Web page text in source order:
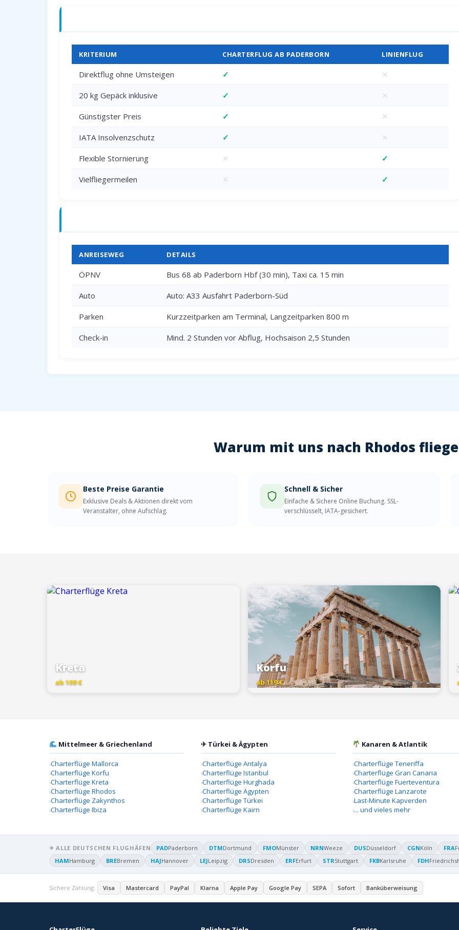
KRITERIUM CHARTERFLUG AB PADERBORN LINIENFLUG
Direktflug ohne Umsteigen ✓ ✕
20 kg Gepäck inklusive ✓ ✕
Günstigster Preis ✓ ✕
IATA Insolvenzschutz ✓ ✕
Flexible Stornierung ✕ ✓
Vielfliegermeilen ✕ ✓
ANREISEWEG DETAILS
ÖPNV Bus 68 ab Paderborn Hbf (30 min), Taxi ca. 15 min
Auto Auto: A33 Ausfahrt Paderborn-Süd
Parken Kurzzeitparken am Terminal, Langzeitparken 800 m
Check-in Mind. 2 Stunden vor Abflug, Hochsaison 2,5 Stunden
Warum mit uns nach Rhodos
Beste Preise Garantie
Exklusive Deals & Aktionen direkt vom
Veranstalter, ohne Aufschlag.
Schnell & Sicher
Einfache & Sichere Online Buchung. SSL-
verschlüsselt, IATA-gesichert.
Kreta
ab 109 €
Korfu
ab 119 €
Mittelmeer & Griechenland
Charterflüge Mallorca
Charterflüge Korfu
Charterflüge Kreta
Charterflüge Rhodos
Charterflüge Zakynthos
Charterflüge Ibiza
✈ Türkei & Ägypten
Charterflüge Antalya
Charterflüge Istanbul
Charterflüge Hurghada
Charterflüge Ägypten
Charterflüge Türkei
Charterflüge Kairn
Kanaren & Atlantik
Charterflüge Teneriffa
Charterflüge Gran Canaria
Charterflüge Fuerteventura
Charterflüge Lanzarote
Last-Minute Kapverden
... und vieles mehr
✈ ALLE DEUTSCHEN FLUGHÄFEN PADPaderborn DTMDortmund FMOMünster NRNWeeze DUSDüsseldorf CGNKöln FRA
HAMHamburg BREBremen HAJHannover LEJLeipzig DRSDresden ERFErfurt STRStuttgart FKBKarlsruhe FDH
Sichere Zahlung: Visa Mastercard PayPal Klarna Apple Pay Google Pay SEPA Sofort Banküberweisung